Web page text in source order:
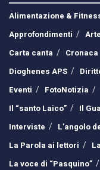
Alimentazione &
Approfondimenti
Arte
Carta canta
Cronaca
Dioghenes APS
Eventi
FotoNotizia
Il “santo Laico”
Il
Interviste
L’angolo
La Parola ai lettori
La voce di “Pasquino”